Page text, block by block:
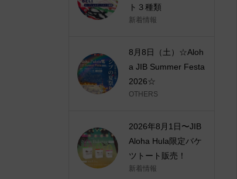
ト３種類
新着情報
8月8日（土）☆Aloh
a JIB Summer Festa
2026☆
OTHERS
2026年8月1日〜JIB
Aloha Hula限定バケ
ツトート販売！
新着情報